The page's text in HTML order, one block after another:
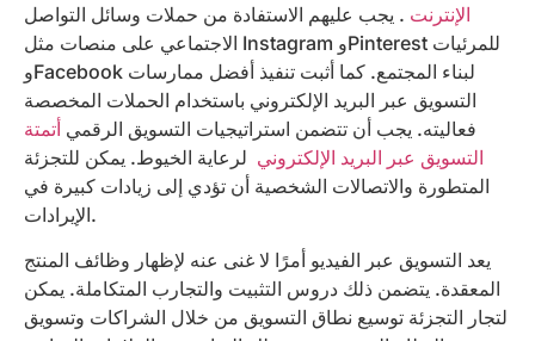
الإنترنت . يجب عليهم الاستفادة من حملات وسائل التواصل
الاجتماعي على منصات مثل Instagram وPinterest للمرئيات
وFacebook لبناء المجتمع. كما أثبت تنفيذ أفضل ممارسات
التسويق عبر البريد الإلكتروني باستخدام الحملات المخصصة
فعاليته. يجب أن تتضمن استراتيجيات التسويق الرقمي أتمتة
التسويق عبر البريد الإلكتروني لرعاية الخيوط. يمكن للتجزئة
المتطورة والاتصالات الشخصية أن تؤدي إلى زيادات كبيرة في
الإيرادات.
يعد التسويق عبر الفيديو أمرًا لا غنى عنه لإظهار وظائف المنتج
المعقدة. يتضمن ذلك دروس التثبيت والتجارب المتكاملة. يمكن
لتجار التجزئة توسيع نطاق التسويق من خلال الشراكات وتسويق